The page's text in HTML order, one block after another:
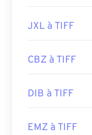
JXL à TIFF
CBZ à TIFF
DIB à TIFF
EMZ à TIFF